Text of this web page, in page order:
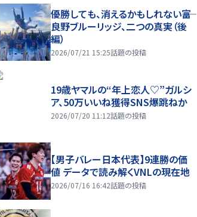
優勝しても、消えるかもしれない――富
良野ブルーリッジ、二つの真実（後
編）
2026/07/21 15:25話題の投稿
19歳ヤマルの“年上恋人♡”ガルシ
ア、50万いいね獲得SNS爆跳ねか
2026/07/20 11:12話題の投稿
【男子バレー日本代表】9連勝の価
値 データで読み解くVNLの現在地
2026/07/16 16:42話題の投稿